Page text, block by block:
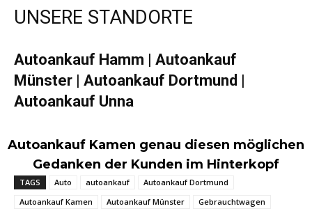
UNSERE STANDORTE
Autoankauf Hamm | Autoankauf
Münster | Autoankauf Dortmund |
Autoankauf Unna
Autoankauf Kamen genau diesen möglichen
Gedanken der Kunden im Hinterkopf
TAGS Auto autoankauf
Autoankauf Dortmund
Autoankauf Kamen
Autoankauf Münster
Gebrauchtwagen